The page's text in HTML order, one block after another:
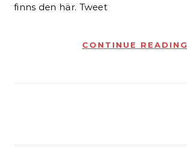
finns den här. Tweet
CONTINUE READING